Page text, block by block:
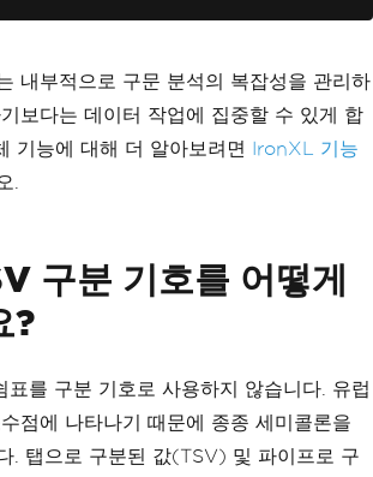
내부적으로 구문 분석의 복잡성을 관리하
보다는 데이터 작업에 집중할 수 있게 합
기능에 대해 더 알아보려면 IronXL 기능
.
구분 기호를 어떻게
?
표를 구분 기호로 사용하지 않습니다. 유럽
점에 나타나기 때문에 종종 세미콜론을
. 탭으로 구분된 값(TSV) 및 파이프로 구